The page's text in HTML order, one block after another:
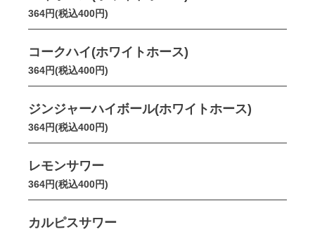
364円(税込400円)
コークハイ(ホワイトホース)
364円(税込400円)
ジンジャーハイボール(ホワイトホース)
364円(税込400円)
レモンサワー
364円(税込400円)
カルピスサワー